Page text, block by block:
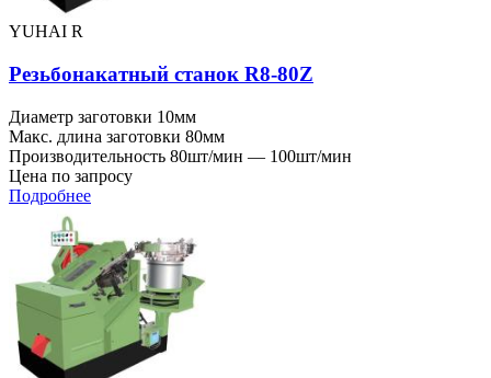
YUHAI R
Резьбонакатный станок R8-80Z
Диаметр заготовки 10мм
Макс. длина заготовки 80мм
Производительность 80шт/мин — 100шт/мин
Цена по запросу
Подробнее